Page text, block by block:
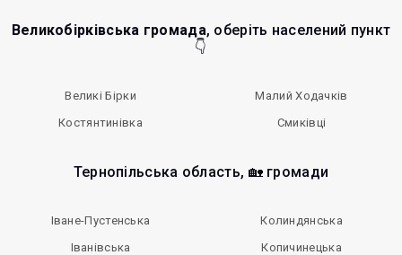
Великобірківська громада, оберіть населений пункт
👇
Великі Бірки
Костянтинівка
Малий Ходачків
Смиківці
Тернопільська область, 🏡 громади
Іване-Пустенська
Іванівська
Колиндянська
Копичинецька